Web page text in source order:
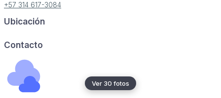
Ver 30 fotos
+57 314 617-3084
Ubicación
Contacto